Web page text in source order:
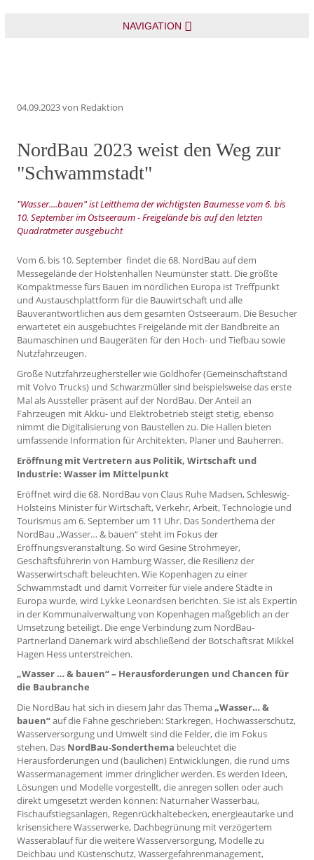
NAVIGATION
04.09.2023von Redaktion
NordBau 2023 weist den Weg zur
"Schwammstadt"
"Wasser....bauen" ist Leitthema der wichtigsten Baumesse vom 6. bis
10. September im Ostseeraum - Freigelände bis auf den letzten
Quadratmeter ausgebucht
Vom 6. bis 10. September findet die 68. NordBau auf dem
Messegelände der Holstenhallen Neumünster statt. Die größte
Kompaktmesse fürs Bauen im nördlichen Europa ist Treffpunkt
und Austauschplattform für die Bauwirtschaft und alle
Bauverantwortlichen aus dem gesamten Ostseeraum. Die Besucher
erwartetet ein ausgebuchtes Freigelände mit der Bandbreite an
Baumaschinen und Baugeräten für den Hoch- und Tiefbau sowie
Nutzfahrzeugen.
Große Nutzfahrzeughersteller wie Goldhofer (Gemeinschaftstand
mit Volvo Trucks) und Schwarzmüller sind beispielsweise das erste
Mal als Aussteller präsent auf der NordBau. Der Anteil an
Fahrzeugen mit Akku- und Elektrobetrieb steigt stetig, ebenso
nimmt die Digitalisierung von Baustellen zu. Die Hallen bieten
umfassende Information für Architekten, Planer und Bauherren.
Eröffnung mit Vertretern aus Politik, Wirtschaft und
Industrie: Wasser im Mittelpunkt
Eröffnet wird die 68. NordBau von Claus Ruhe Madsen, Schleswig-
Holsteins Minister für Wirtschaft, Verkehr, Arbeit, Technologie und
Tourismus am 6. September um 11 Uhr. Das Sonderthema der
NordBau „Wasser… & bauen“ steht im Fokus der
Eröffnungsveranstaltung. So wird Gesine Strohmeyer,
Geschäftsführerin von Hamburg Wasser, die Resilienz der
Wasserwirtschaft beleuchten. Wie Kopenhagen zu einer
Schwammstadt und damit Vorreiter für viele andere Städte in
Europa wurde, wird Lykke Leonardsen berichten. Sie ist als Expertin
in der Kommunalverwaltung von Kopenhagen maßgeblich an der
Umsetzung beteiligt. Die enge Verbindung zum NordBau-
Partnerland Dänemark wird abschließend der Botschaftsrat Mikkel
Hagen Hess unterstreichen.
„Wasser … & bauen“ – Herausforderungen und Chancen für
die Baubranche
Die NordBau hat sich in diesem Jahr das Thema„Wasser… &
bauen“auf die Fahne geschrieben: Starkregen, Hochwasserschutz,
Wasserversorgung und Umwelt sind die Felder, die im Fokus
stehen. Das NordBau-Sonderthema beleuchtet die
Herausforderungen und (baulichen) Entwicklungen, die rund ums
Wassermanagement immer dringlicher werden. Es werden Ideen,
Lösungen und Modelle vorgestellt, die anregen sollen oder auch
direkt umgesetzt werden können: Naturnaher Wasserbau,
Fischaufstiegsanlagen, Regenrückhaltebecken, energieautarke und
krisensichere Wasserwerke, Dachbegrünung mit verzögertem
Wasserablauf für die weitere Wasserversorgung, Modelle zu
Deichbau und Küstenschutz, Wassergefahrenmanagement,